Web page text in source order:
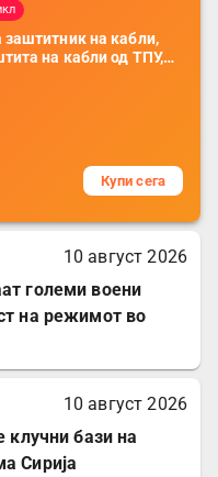
на кабли,
на кабли од ТПУ,
на кабли, без
телефони, комплет
Купи сега
10 август 2026
големи воени
на режимот во
10 август 2026
клучни бази на
Сирија